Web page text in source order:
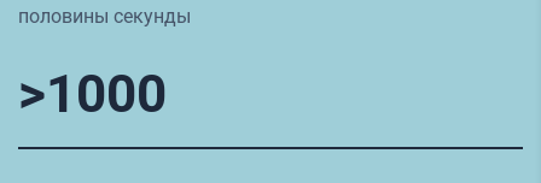
половины секунды
>1000